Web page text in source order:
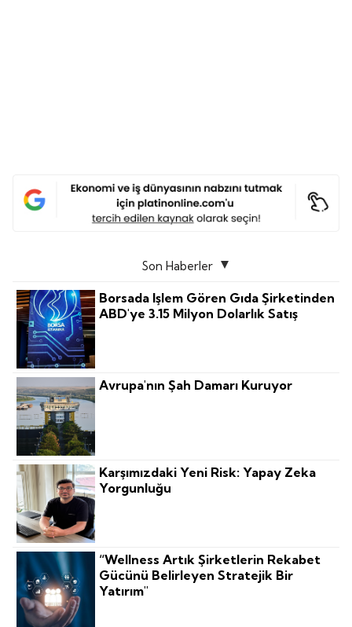
Son Haberler
Borsada Işlem Gören Gıda Şirketinden
ABD'ye 3.15 Milyon Dolarlık Satış
Avrupa'nın Şah Damarı Kuruyor
Karşımızdaki Yeni Risk: Yapay Zeka
Yorgunluğu
“Wellness Artık Şirketlerin Rekabet
Gücünü Belirleyen Stratejik Bir
Yatırım"